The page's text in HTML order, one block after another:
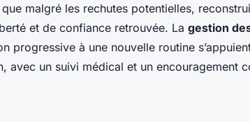
malgré les rechutes potentielles,
et de confiance retrouvée. La gestion
progressive à une nouvelle routine
avec un suivi médical et un encouragement